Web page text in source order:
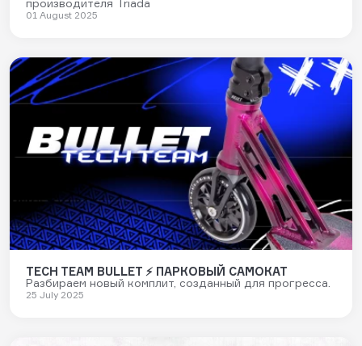
производителя Triada
01 August 2025
TECH TEAM BULLET ⚡ ПАРКОВЫЙ САМОКАТ
Разбираем новый комплит, созданный для прогресса.
25 July 2025